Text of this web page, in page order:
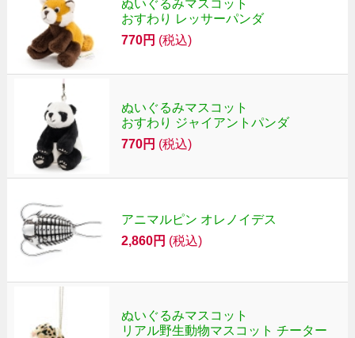
ぬいぐるみマスコット
おすわり レッサーパンダ
770円 (税込)
ぬいぐるみマスコット
おすわり ジャイアントパンダ
770円 (税込)
アニマルピン オレノイデス
2,860円 (税込)
ぬいぐるみマスコット
リアル野生動物マスコット チーター